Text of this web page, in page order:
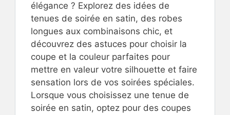
élégance ? Explorez des idées de
tenues de soirée en satin, des robes
longues aux combinaisons chic, et
découvrez des astuces pour choisir la
coupe et la couleur parfaites pour
mettre en valeur votre silhouette et faire
sensation lors de vos soirées spéciales.
Lorsque vous choisissez une tenue de
soirée en satin, optez pour des coupes